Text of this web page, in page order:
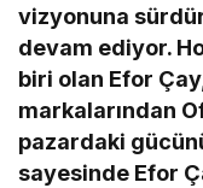
vizyonuna
devam ediyor.
biri olan Efor
markalarından
pazardaki
sayesinde Efor